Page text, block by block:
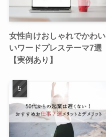
女性向けおしゃれでかわい
いワードプレステーマ7選
【実例あり】